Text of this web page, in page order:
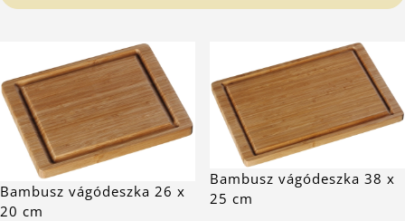
Bambusz vágódeszka 26 x
20 cm
Bambusz vágódeszka 38 x
25 cm